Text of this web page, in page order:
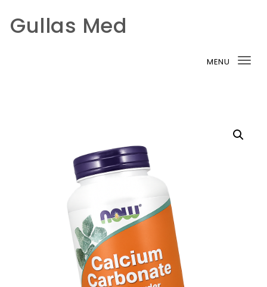
Skip to content
Gullas Med
MENU